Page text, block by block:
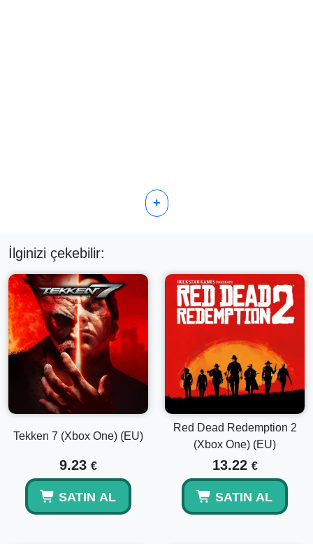
+
İlginizi çekebilir:
Tekken 7 (Xbox One) (EU)
9.23 €
SATIN AL
Red Dead Redemption 2
(Xbox One) (EU)
13.22 €
SATIN AL